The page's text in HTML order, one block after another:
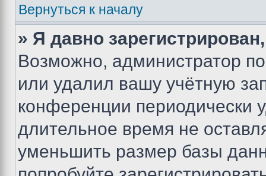
Вернуться к началу
» Я давно
Возможно, администратор
или удалил вашу учётную
конференции периодически
длительное время не
уменьшить размер базы